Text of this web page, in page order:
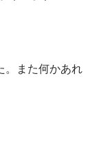
。また何かあれ